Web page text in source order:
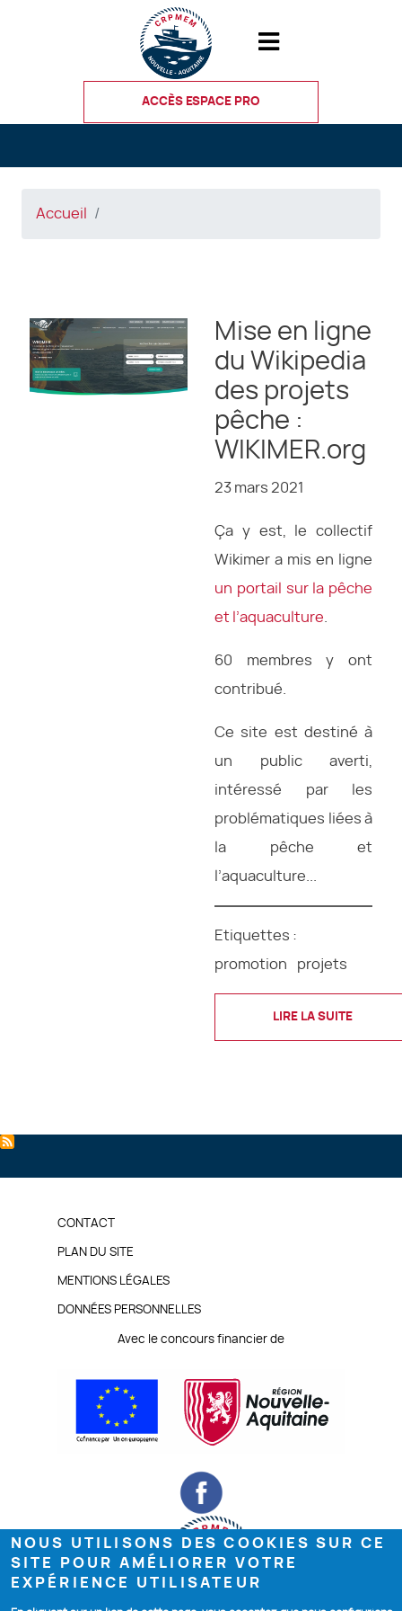
au
contenu
principal
ACCÈS ESPACE PRO
Accueil
Mise en ligne
du Wikipedia
des projets
pêche :
WIKIMER.org
23 mars 2021
Ça y est, le collectif
Wikimer a mis en ligne
un portail sur la pêche
et l’aquaculture
60 membres y ont
contribué.
Ce site est destiné à
un public averti,
intéressé par les
problématiques liées à
la pêche et
l’aquaculture...
Etiquettes :
promotion
projets
LIRE LA SUITE
PIED
DE
PAGE
CONTACT
PLAN DU SITE
MENTIONS LÉGALES
DONNÉES PERSONNELLES
Avec le concours financier de
NOUS UTILISONS DES COOKIES SUR CE
SITE POUR AMÉLIORER VOTRE
EXPÉRIENCE UTILISATEUR